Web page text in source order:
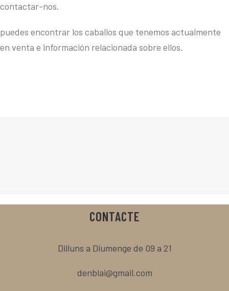
contactar-nos.
puedes encontrar los caballos que tenemos actualmente
en venta e información relacionada sobre ellos.
CONTACTE
Dilluns a Diumenge de 09 a 21
denblai@gmail.com